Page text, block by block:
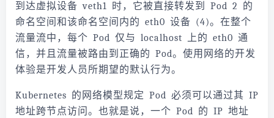
到达虚拟设备 veth1 时，它被直接转发到 Pod 2 的
命名空间和该命名空间内的 eth0 设备 (4)。在整个
流量流中，每个 Pod 仅与 localhost 上的 eth0 通
信，并且流量被路由到正确的 Pod。使用网络的开发
体验是开发人员所期望的默认行为。
Kubernetes 的网络模型规定 Pod 必须可以通过其 IP
地址跨节点访问。也就是说，一个 Pod 的 IP 地址